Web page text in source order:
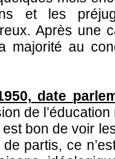
et les
Après une
majorité au
date
de
bon de voir
partis, ce